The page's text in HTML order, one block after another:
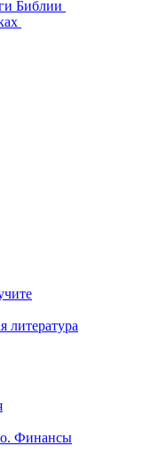
Библии
литература
Финансы